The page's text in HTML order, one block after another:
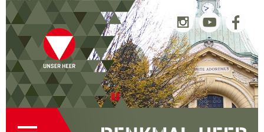
Startseite
(0)
Direkt
zur
Navigation
Direkt
zum
Inhalt
Zur
Denkmalsuche
(1)
Kontakt
(2)